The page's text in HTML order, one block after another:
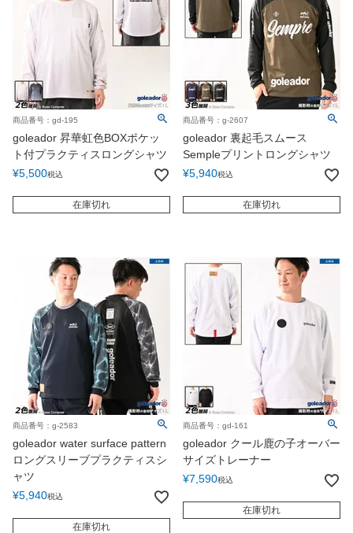
商品番号：gd-195
goleador 昇華虹色BOXポケッ
ト付プラクティスロングシャツ
¥5,500税込
在庫切れ
商品番号：g-2607
goleador 裏起毛スムース
Sempleプリントロングシャツ
¥5,940税込
在庫切れ
商品番号：g-2583
goleador water surface pattern
ロングスリーブプラクティスシ
ャツ
¥5,940税込
在庫切れ
商品番号：gd-161
goleador クール鹿の子オーバー
サイズトレーナー
¥7,590税込
在庫切れ